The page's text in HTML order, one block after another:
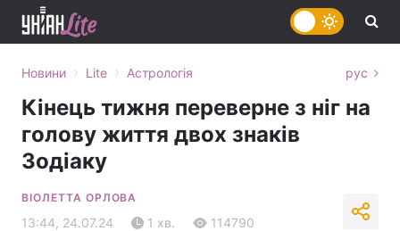
Новини › Lite › Астрологія рус
Кінець тижня переверне з ніг на
голову життя двох знаків
Зодіаку
ВІОЛЕТТА ОРЛОВА
13:44, 24.07.24 1 хв. 114790